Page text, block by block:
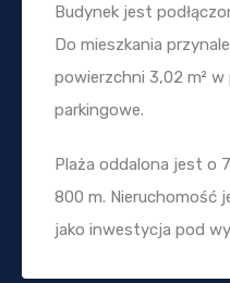
Budynek jest
Do mieszkania
powierzchni 3,02 m²
parkingowe.
Plaża oddalona jest o
800 m. Nieruchomość
jako inwestycja pod